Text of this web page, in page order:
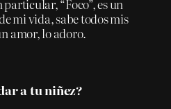
“Foco”, es un
mi vida, sabe todos mis
amor, lo adoro.
a tu niñez?